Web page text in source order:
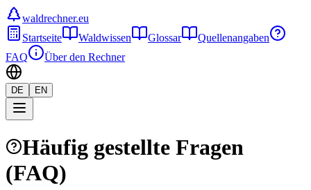
waldrechner.eu
Startseite
Waldwissen Glossar
Quellenangaben
FAQ
Über den Rechner
DE EN
Häufig gestellte Fragen
(FAQ)